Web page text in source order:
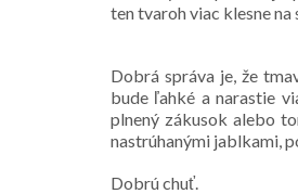
ten tvaroh viac klesne
Dobrá správa je, že
bude ľahké a narastie
plnený zákusok alebo
nastrúhanými jablkami,
Dobrú chuť.